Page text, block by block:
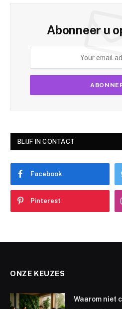
Abonneer u
BLIJF IN CONTACT
Facebook
Pinterest
ONZE KEUZES
Waarom niet